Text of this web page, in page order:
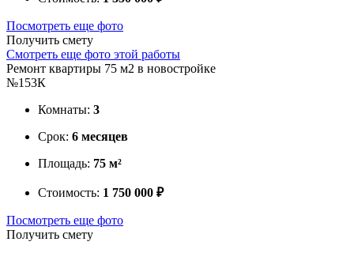
Посмотреть еще фото
Получить смету
Смотреть еще фото этой работы
Ремонт квартиры 75 м2 в новостройке
№153К
Комнаты: 3
Срок: 6 месяцев
Площадь: 75 м²
Стоимость: 1 750 000 ₽
Посмотреть еще фото
Получить смету